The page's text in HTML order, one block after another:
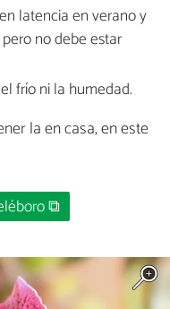
latencia en verano y
no debe estar
frío ni la humedad.
la en casa, en este
⧉